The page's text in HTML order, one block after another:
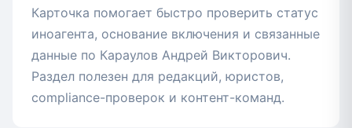
Карточка помогает быстро проверить статус
иноагента, основание включения и связанные
данные по Караулов Андрей Викторович.
Раздел полезен для редакций, юристов,
compliance-проверок и контент-команд.